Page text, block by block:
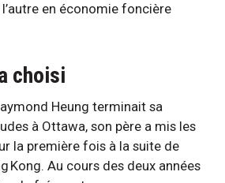
en économie foncière
choisi
Heung terminait sa
à Ottawa, son père a mis les
la première fois à la suite de
Kong. Au cours des deux années